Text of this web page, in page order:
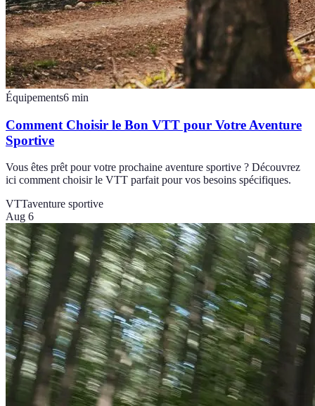
Équipements6 min
Comment Choisir le Bon VTT pour Votre Aventure
Sportive
Vous êtes prêt pour votre prochaine aventure sportive ? Découvrez
ici comment choisir le VTT parfait pour vos besoins spécifiques.
VTTaventure sportive
Aug 6